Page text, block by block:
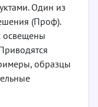
Один из
(Проф).
освещены
образцы